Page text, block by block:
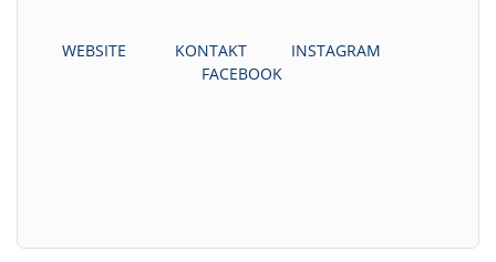
WEBSITE KONTAKT
INSTAGRAM
FACEBOOK